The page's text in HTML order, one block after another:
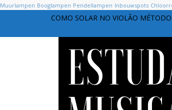
Muurlampen Booglampen Pendellampen Inbouwspots
COMO SOLAR NO VIOLÃO